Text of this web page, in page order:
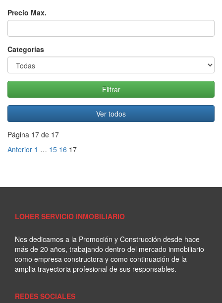
Precio Max.
Categorías
Página 17 de 17
Anterior 1 … 15 16 17
LOHER SERVICIO INMOBILIARIO
Nos dedicamos a la Promoción y Construcción desde hace
más de 20 años, trabajando dentro del mercado inmobiliario
como empresa constructora y como continuación de la
amplia trayectoria profesional de sus responsables.
REDES SOCIALES